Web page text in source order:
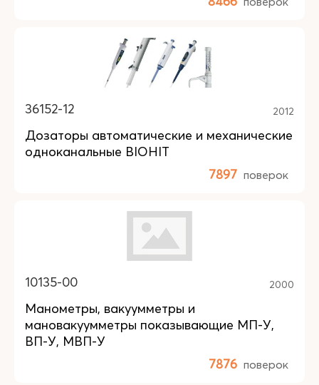
36152-12 2012
Дозаторы автоматические и механические
одноканальные BIOHIT
7897 поверок
10135-00 2000
Манометры, вакуумметры и
мановакуумметры показывающие МП-У,
ВП-У, МВП-У
7876 поверок